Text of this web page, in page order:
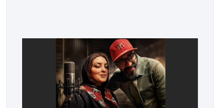
مرور عشرين عاماً على انطلاق الجائزة، وتشهد للمرة الأولى
استحداث فئة “الابتكار والذكاء الاصطناعي في التعليم”، إلى